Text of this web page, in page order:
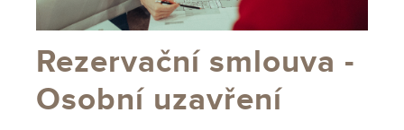
Rezervační smlouva -
Osobní uzavření